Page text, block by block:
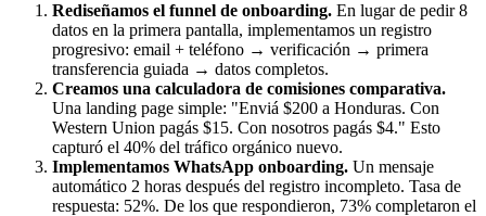
Rediseñamos el funnel de onboarding. En lugar de pedir 8
datos en la primera pantalla, implementamos un registro
progresivo: email + teléfono → verificación → primera
transferencia guiada → datos completos.
Creamos una calculadora de comisiones comparativa.
Una landing page simple: "Enviá $200 a Honduras. Con
Western Union pagás $15. Con nosotros pagás $4." Esto
capturó el 40% del tráfico orgánico nuevo.
Implementamos WhatsApp onboarding. Un mensaje
automático 2 horas después del registro incompleto. Tasa de
respuesta: 52%. De los que respondieron, 73% completaron el